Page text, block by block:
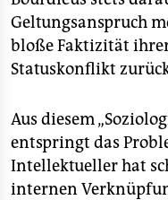
Geltungsanspruch
bloße Faktizität
Statuskonflikt
Aus diesem
entspringt das
Intellektueller hat
internen